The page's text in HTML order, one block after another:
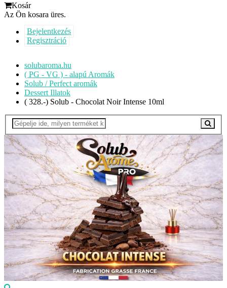
Kosár
Az Ön kosara üres.
Bejelentkezés
Regisztráció
solubaroma.hu
( PG - VG ) - alapú Aromák
Solub / Perfect aromák
Dessert Illatok
( 328.-) Solub - Chocolat Noir Intense 10ml